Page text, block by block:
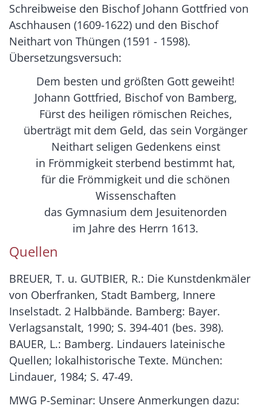
Schreibweise den Bischof Johann Gottfried von
Aschhausen (1609-1622) und den Bischof
Neithart von Thüngen (1591 - 1598).
Übersetzungsversuch:
Dem besten und größten Gott geweiht!
Johann Gottfried, Bischof von Bamberg,
Fürst des heiligen römischen Reiches,
überträgt mit dem Geld, das sein Vorgänger
Neithart seligen Gedenkens einst
in Frömmigkeit sterbend bestimmt hat,
für die Frömmigkeit und die schönen
Wissenschaften
das Gymnasium dem Jesuitenorden
im Jahre des Herrn 1613.
Quellen
BREUER, T. u. GUTBIER, R.: Die Kunstdenkmäler
von Oberfranken, Stadt Bamberg, Innere
Inselstadt. 2 Halbbände. Bamberg: Bayer.
Verlagsanstalt, 1990; S. 394-401 (bes. 398).
BAUER, L.: Bamberg. Lindauers lateinische
Quellen; lokalhistorische Texte. München:
Lindauer, 1984; S. 47-49.
MWG P-Seminar: Unsere Anmerkungen dazu: